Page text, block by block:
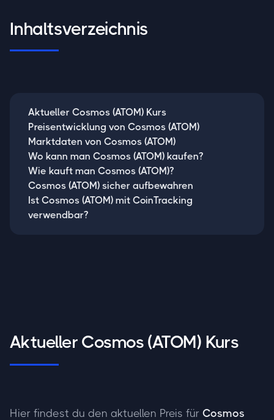
Inhaltsverzeichnis
Aktueller Cosmos (ATOM) Kurs
Preisentwicklung von Cosmos (ATOM)
Marktdaten von Cosmos (ATOM)
Wo kann man Cosmos (ATOM) kaufen?
Wie kauft man Cosmos (ATOM)?
Cosmos (ATOM) sicher aufbewahren
Ist Cosmos (ATOM) mit CoinTracking
verwendbar?
Aktueller Cosmos (ATOM) Kurs
Hier findest du den aktuellen Preis für Cosmos